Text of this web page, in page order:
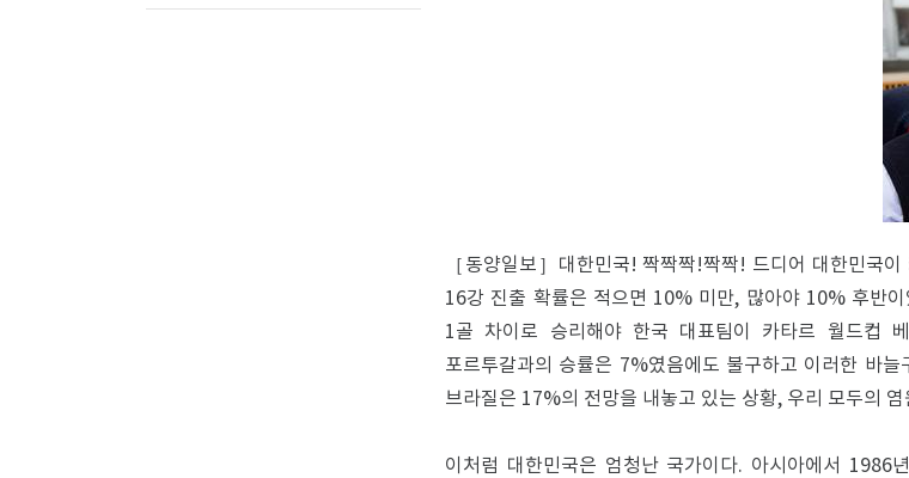
［동양일보］대한민국! 짝짝짝!짝짝! 드디어 대한민국
16강 진출 확률은 적으면 10% 미만, 많아야 10% 후반
1골 차이로 승리해야 한국 대표팀이 카타르 월드컵
포르투갈과의 승률은 7%였음에도 불구하고 이러한 바
브라질은 17%의 전망을 내놓고 있는 상황, 우리 모두의
이처럼 대한민국은 엄청난 국가이다. 아시아에서 1986